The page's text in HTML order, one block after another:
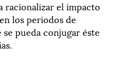
racionalizar el impacto
los periodos de
pueda conjugar éste